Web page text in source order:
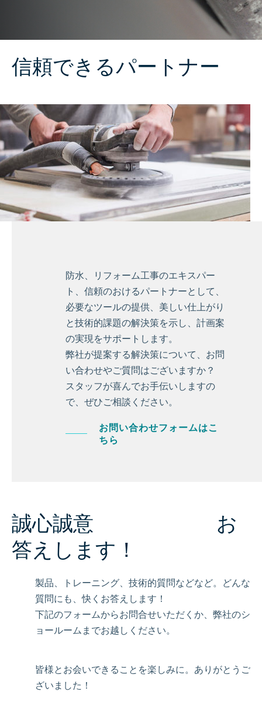
信頼できるパートナー
防水、リフォーム工事のエキスパー
ト、信頼のおけるパートナーとして、
必要なツールの提供、美しい仕上がり
と技術的課題の解決策を示し、計画案
の実現をサポートします。
弊社が提案する解決策について、お問
い合わせやご質問はございますか？
スタッフが喜んでお手伝いしますの
で、ぜひご相談ください。
お問い合わせフォームはこ
ちら
誠心誠意 お
答えします！
製品、トレーニング、技術的質問などなど。どんな
質問にも、快くお答えします！
下記のフォームからお問合せいただくか、弊社のシ
ョールームまでお越しください。
皆様とお会いできることを楽しみに。ありがとうご
ざいました！